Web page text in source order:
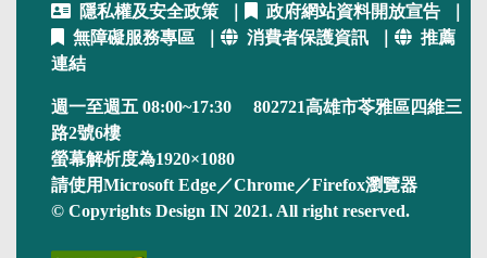
隱私權及安全政策 政府網站資料開放宣告
無障礙服務專區
消費者保護資訊
推薦
連結
週一至週五 08:00~17:30 802721高雄市苓雅區四維三
路2號6樓
螢幕解析度為1920×1080
請使用Microsoft Edge／Chrome／Firefox瀏覽器
© Copyrights Design IN 2021. All right reserved.